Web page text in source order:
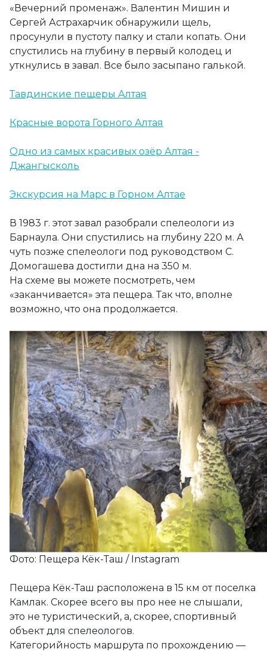
«Вечерний променаж». Валентин Мишин и
Сергей Астрахарчик обнаружили щель,
просунули в пустоту палку и стали копать. Они
спустились на глубину в первый колодец и
уткнулись в завал. Все было засыпано галькой.
Тавдинские пещеры Алтая
Красные ворота Горного Алтая
Одно из самых красивых озёр Алтая -
Джангысколь
Экскурсия на Марс в Горном Алтае
В 1983 г. этот завал разобрали спелеологи из
Барнаула. Они спустились на глубину 220 м. А
чуть позже спелеологи под руководством С.
Домогашева достигли дна на 350 м.
На схеме вы можете посмотреть, чем
«заканчивается» эта пещера. Так что, вполне
возможно, что она продолжается.
Фото: Пещера Кёк-Таш / Instagram
Пещера Кёк-Таш расположена в 15 км от поселка
Камлак. Скорее всего вы про нее не слышали,
это не туристический, а, скорее, спортивный
объект для спелеологов.
Категорийность маршрута по прохождению —